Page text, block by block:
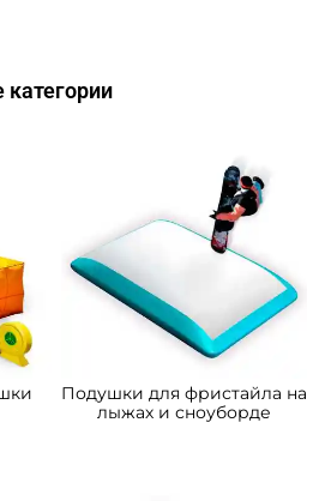
категории
Подушки для фристайла на
лыжах и сноуборде